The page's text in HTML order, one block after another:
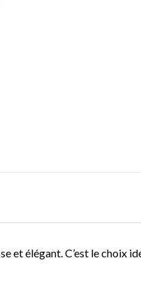
et élégant. C’est le choix